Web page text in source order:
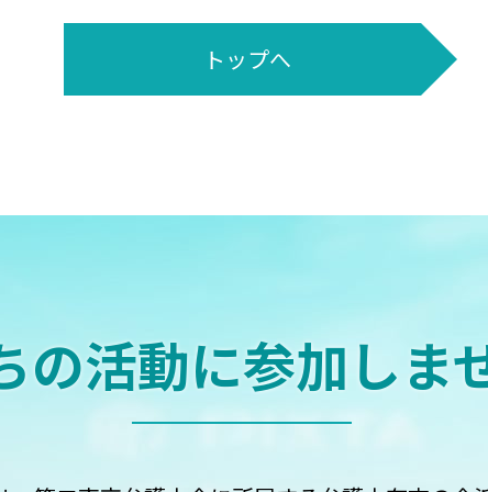
トップへ
の活動に参加しま